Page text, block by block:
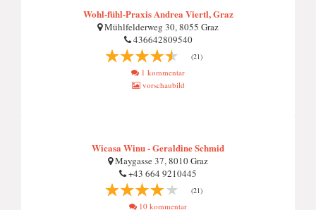
Wohl-fühl-Praxis Andrea Viertl, Graz
Mühlfelderweg 30, 8055 Graz
436642809540
(21)
1 kommentar
vorschaubild
Wicasa Winu - Geraldine Schmid
Maygasse 37, 8010 Graz
+43 664 9210445
(21)
10 kommentar